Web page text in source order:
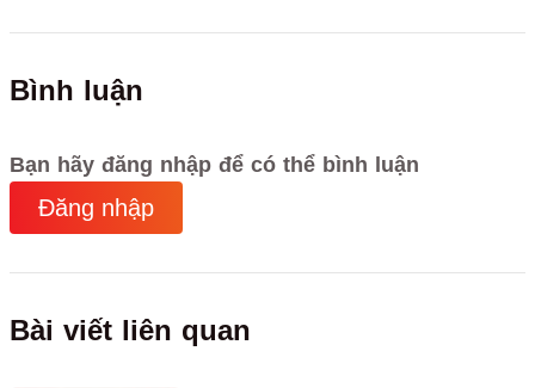
Bình luận
Bạn hãy đăng nhập để có thể bình luận
Đăng nhập
Bài viết liên quan